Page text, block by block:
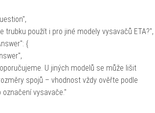
trubku použít i pro jiné modely vysavačů ETA?",
{
U jiných modelů se může lišit
spojů – vhodnost vždy ověřte podle
označení vysavače."